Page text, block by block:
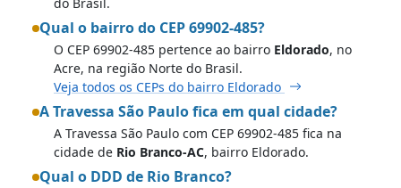
Qual o bairro do CEP 69902-485?
O CEP 69902-485 pertence ao bairro Eldorado, no
Acre, na região Norte do Brasil.
Veja todos os CEPs do bairro Eldorado
A Travessa São Paulo fica em qual cidade?
A Travessa São Paulo com CEP 69902-485 fica na
cidade de Rio Branco-AC, bairro Eldorado.
Qual o DDD de Rio Branco?